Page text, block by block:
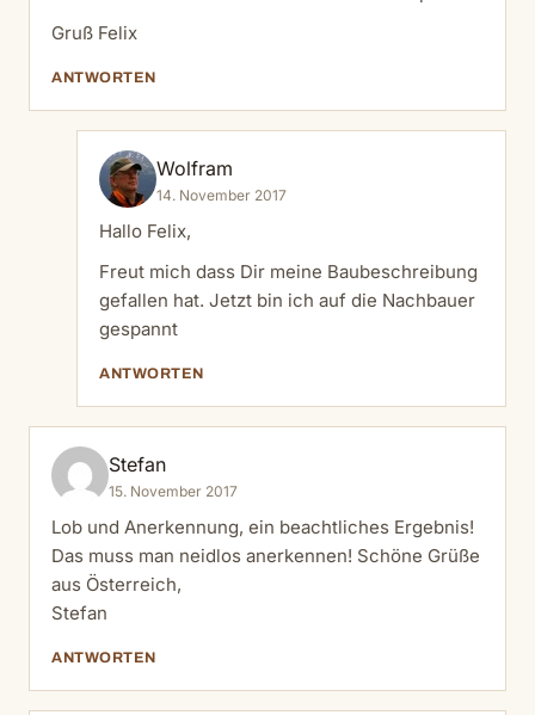
Gruß Felix
ANTWORTEN
Wolfram
14. November 2017
Hallo Felix,
Freut mich dass Dir meine Baubeschreibung
gefallen hat. Jetzt bin ich auf die Nachbauer
gespannt
ANTWORTEN
Stefan
15. November 2017
Lob und Anerkennung, ein beachtliches Ergebnis!
Das muss man neidlos anerkennen! Schöne Grüße
aus Österreich,
Stefan
ANTWORTEN